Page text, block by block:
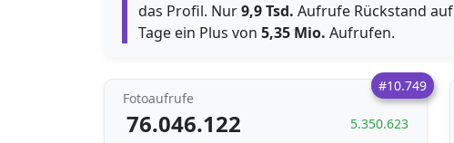
das Profil. Nur9,9 Tsd. Aufrufe Rückstand auf
Tage ein Plus von 5,35 Mio. Aufrufen.
#10.749
Fotoaufrufe
76.046.122 5.350.623